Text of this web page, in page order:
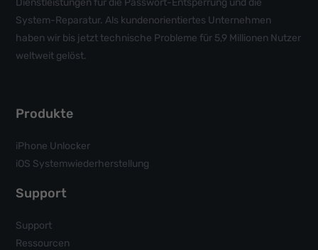
System-Reparatur. Als kundenorientiertes Unternehmen
haben wir bis jetzt technische Probleme für 5,9 Millionen Nutzer
weltweit gelöst.
Produkte
iPhone Unlocker
iOS Systemwiederherstellung
Support
Support
Ressourcen